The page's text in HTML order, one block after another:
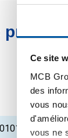
Ce site
MCB
des
vous
vous ne